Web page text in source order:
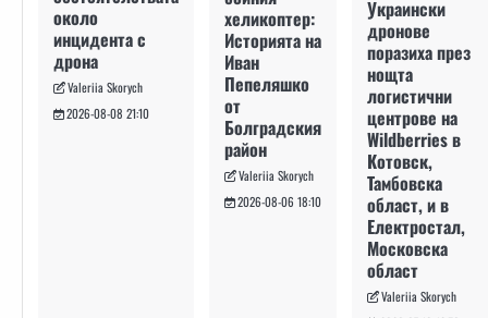
около
инцидента с
дрона
Valeriia Skorych
2026-08-08 21:10
хеликоптер:
Историята на
Иван
Пепеляшко
от
Болградския
район
Valeriia Skorych
2026-08-06 18:10
Украински
дронове
поразиха през
нощта
логистични
центрове на
Wildberries в
Котовск,
Тамбовска
област, и в
Електростал,
Московска
област
Valeriia Skorych